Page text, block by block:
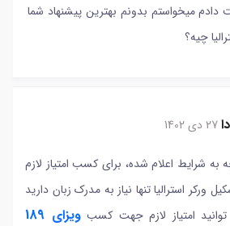
میخواستم بدونم بهترین پیشنهاد شما
چیه؟
27 دی 1402
به شرایط اعلام شده، برای کسب امتیاز لازم
ورکر استرالیا تنها نیاز به مدرک زبان دارید
امتیاز لازم جهت کسب
ویزای 189